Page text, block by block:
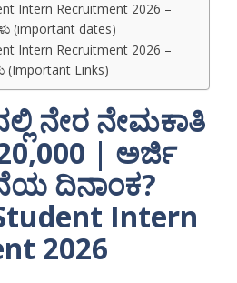
Intern Recruitment 2026 –
(important dates)
Intern Recruitment 2026 –
(Important Links)
ನೇರ ನೇಮಕಾತಿ
| ಅರ್ಜಿ
ದಿನಾಂಕ?
Intern
2026